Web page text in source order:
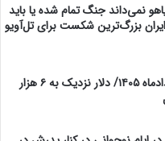
نمی‌داند جنگ تمام شده یا باید
بزرگ‌ترین شکست برای تل‌آویو
قیمت دلار، یورو و سایر ارزها امروز ۱۷ مردادماه ۱۴۰۵/ دلار نزدیک به ۶ هزار